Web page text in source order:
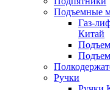
Подъемные
Газ-
Китай
Ручки